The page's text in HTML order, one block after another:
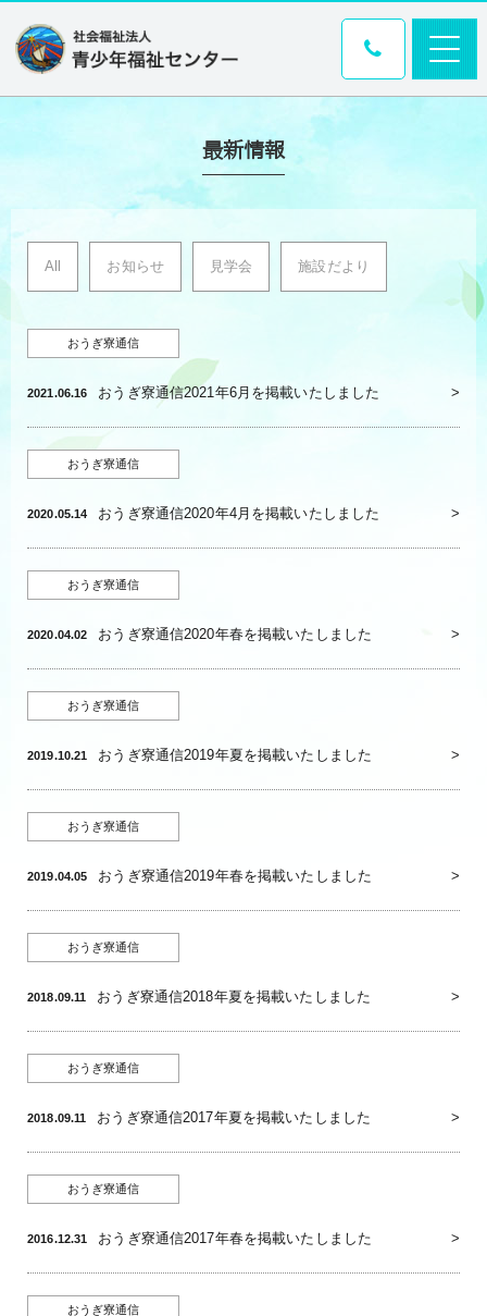
最新情報
All お知らせ 見学会 施設だより
おうぎ寮通信
2021.06.16 おうぎ寮通信2021年6月を掲載いたしました
おうぎ寮通信
2020.05.14 おうぎ寮通信2020年4月を掲載いたしました
おうぎ寮通信
2020.04.02 おうぎ寮通信2020年春を掲載いたしました
おうぎ寮通信
2019.10.21 おうぎ寮通信2019年夏を掲載いたしました
おうぎ寮通信
2019.04.05 おうぎ寮通信2019年春を掲載いたしました
おうぎ寮通信
2018.09.11 おうぎ寮通信2018年夏を掲載いたしました
おうぎ寮通信
2018.09.11 おうぎ寮通信2017年夏を掲載いたしました
おうぎ寮通信
2016.12.31 おうぎ寮通信2017年春を掲載いたしました
おうぎ寮通信